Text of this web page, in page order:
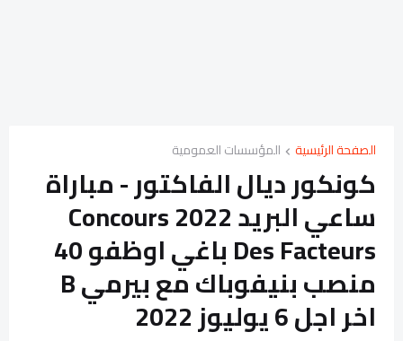
الصفحة الرئيسية المؤسسات العمومية
كونكور ديال الفاكتور - مباراة
ساعي البريد 2022 Concours
Des Facteurs باغي اوظفو 40
منصب بنيفوباك مع بيرمي B
اخر اجل 6 يوليوز 2022